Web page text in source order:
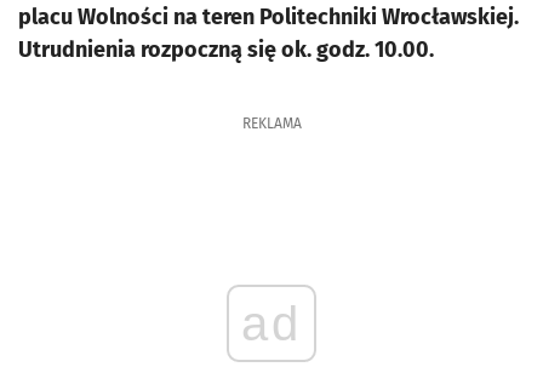
placu Wolności na teren Politechniki Wrocławskiej.
Utrudnienia rozpoczną się ok. godz. 10.00.
REKLAMA
ad